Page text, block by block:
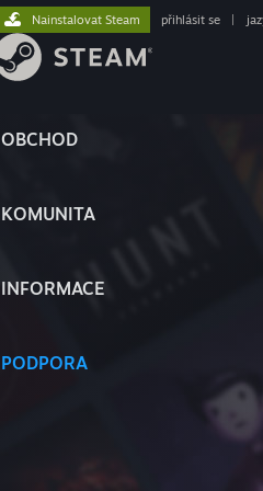
OBCHOD
KOMUNITA
INFORMACE
PODPORA
Nainstalovat Steam přihlásit se